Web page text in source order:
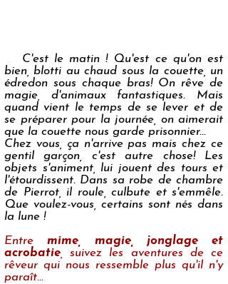
C'est le matin ! Qu'est ce qu'on est
bien, blotti au chaud sous la couette, un
édredon sous chaque bras! On rêve de
magie, d'animaux fantastiques. Mais
quand vient le temps de se lever et de
se préparer pour la journée, on aimerait
que la couette nous garde prisonnier...
Chez vous, ça n'arrive pas mais chez ce
gentil garçon, c'est autre chose! Les
objets s'animent, lui jouent des tours et
l'étourdissent. Dans sa robe de chambre
de Pierrot, il roule, culbute et s'emmêle.
Que voulez-vous, certains sont nés dans
la lune !
Entremime, magie, jonglage et
acrobatie , suivez les aventures de ce
rêveur qui nous ressemble plus qu'il n'y
paraît...